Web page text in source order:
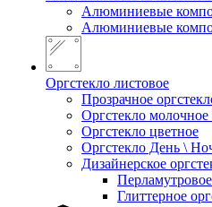
Алюминиевые
Алюминиевые
Оргстекло листовое
Прозрачное
Оргстекло молочное
Оргстекло цветное
Оргстекло День \
Дизайнерское
Глиттерное